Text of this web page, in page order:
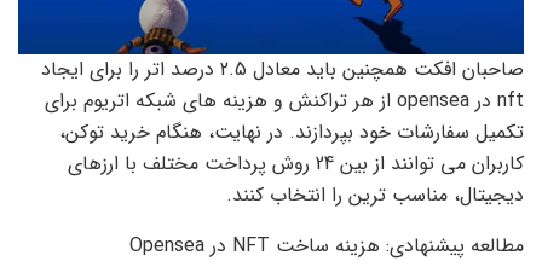
صاحبان افکت همچنین باید معادل 2.5 درصد اتر را برای ایجاد
nft در opensea از هر تراکنش و هزینه های شبکه اتریوم برای
تکمیل سفارشات خود بپردازند. در نهایت، هنگام خرید توکن،
کاربران می توانند از بین 24 روش پرداخت مختلف با ارزهای
دیجیتال، مناسب ترین را انتخاب کنند.
مطالعه پیشنهادی: هزینه ساخت NFT در Opensea